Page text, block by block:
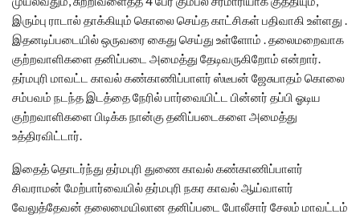
இரும்பு ராடால் தாக்கியும் கொலை செய்த காட்சிகள் பதிவாகி உள்ளது .
இதனடிப்படையில் ஒருவரை கைது செய்து உள்ளோம் . தலைமறைவாக
குற்றவாளிகளை தனிப்படை அமைத்து தேடிவருகிறோம் என்றார்.
தர்மபுரி மாவட்ட காவல் கண்காணிப்பாளர் ஸ்டீபன் ஜேசுபாதம் கொலை
சம்பவம் நடந்த இடத்தை நேரில் பார்வையிட்ட பின்னர் தப்பி ஓடிய
குற்றவாளிகளை பிடிக்க நான்கு தனிப்படைகளை அமைத்து
உத்திரவிட்டார்.
இதைத் தொடர்ந்து தர்மபுரி துணை காவல் கண்காணிப்பாளர்
சிவராமன் மேற்பார்வையில் தர்மபுரி நகர காவல் ஆய்வாளர்
வேலுத்தேவன் தலைமையிலான தனிப்படை போலீசார் சேலம் மாவட்டம்